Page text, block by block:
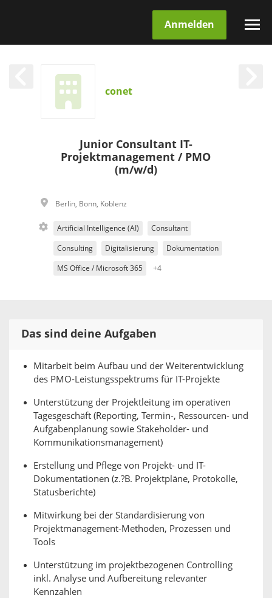
Anmelden
conet
Junior Consultant IT-
Projektmanagement / PMO
(m/w/d)
Berlin, Bonn, Koblenz
Artificial Intelligence (AI) Consultant
Consulting Digitalisierung Dokumentation
MS Office / Microsoft 365 +4
Das sind deine Aufgaben
Mitarbeit beim Aufbau und der Weiterentwicklung
des PMO-Leistungsspektrums für IT-Projekte
Unterstützung der Projektleitung im operativen
Tagesgeschäft (Reporting, Termin-, Ressourcen- und
Aufgabenplanung sowie Stakeholder- und
Kommunikationsmanagement)
Erstellung und Pflege von Projekt- und IT-
Dokumentationen (z.?B. Projektpläne, Protokolle,
Statusberichte)
Mitwirkung bei der Standardisierung von
Projektmanagement-Methoden, Prozessen und
Tools
Unterstützung im projektbezogenen Controlling
inkl. Analyse und Aufbereitung relevanter
Kennzahlen